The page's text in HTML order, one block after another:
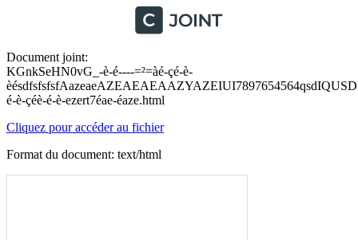
Document joint:
KGnkSeHN0vG_-è-é----=²=àé-çé-è-
é-è-çéè-é-è-ezert7éae-éaze.html
Cliquez pour accéder au fichier
Format du document: text/html